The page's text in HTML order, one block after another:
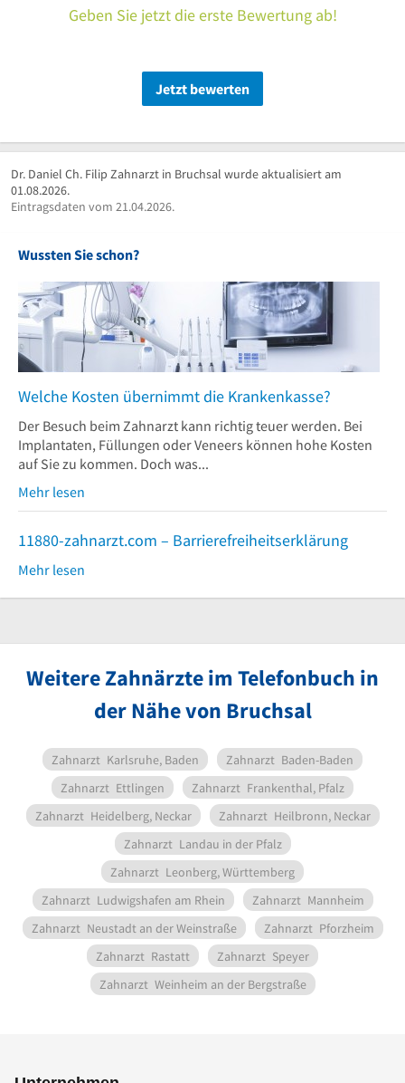
Geben Sie jetzt die erste Bewertung ab!
Jetzt bewerten
Dr. Daniel Ch. Filip Zahnarzt in Bruchsal wurde aktualisiert am
01.08.2026.
Eintragsdaten vom 21.04.2026.
Wussten Sie schon?
Welche Kosten übernimmt die Krankenkasse?
Der Besuch beim Zahnarzt kann richtig teuer werden. Bei
Implantaten, Füllungen oder Veneers können hohe Kosten
auf Sie zu kommen. Doch was...
Mehr lesen
11880-zahnarzt.com – Barrierefreiheitserklärung
Mehr lesen
Weitere Zahnärzte im Telefonbuch in
der Nähe von Bruchsal
Zahnarzt Karlsruhe, Baden Zahnarzt Baden-Baden
Zahnarzt Ettlingen Zahnarzt Frankenthal, Pfalz
Zahnarzt Heidelberg, Neckar Zahnarzt Heilbronn, Neckar
Zahnarzt Landau in der Pfalz
Zahnarzt Leonberg, Württemberg
Zahnarzt Ludwigshafen am Rhein Zahnarzt Mannheim
Zahnarzt Neustadt an der Weinstraße Zahnarzt Pforzheim
Zahnarzt Rastatt Zahnarzt Speyer
Zahnarzt Weinheim an der Bergstraße